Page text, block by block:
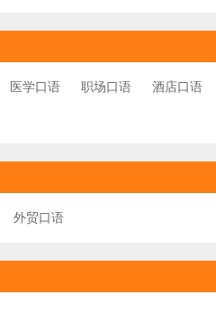
医学口语 职场口语 酒店口语
外贸口语